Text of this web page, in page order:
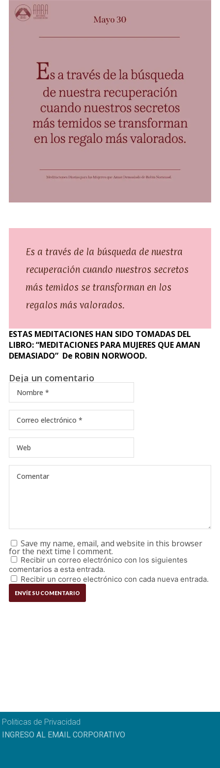
Es a través de la búsqueda de nuestra
recuperación cuando nuestros secretos
más temidos se transforman en los
regalos más valorados.
ESTAS MEDITACIONES HAN SIDO TOMADAS DEL
LIBRO: “MEDITACIONES PARA MUJERES QUE AMAN
DEMASIADO” De ROBIN NORWOOD.
Deja un comentario
Save my name, email, and website in this browser
for the next time I comment.
Recibir un correo electrónico con los siguientes
comentarios a esta entrada.
Recibir un correo electrónico con cada nueva entrada.
Politicas de Privacidad
INGRESO AL EMAIL CORPORATIVO